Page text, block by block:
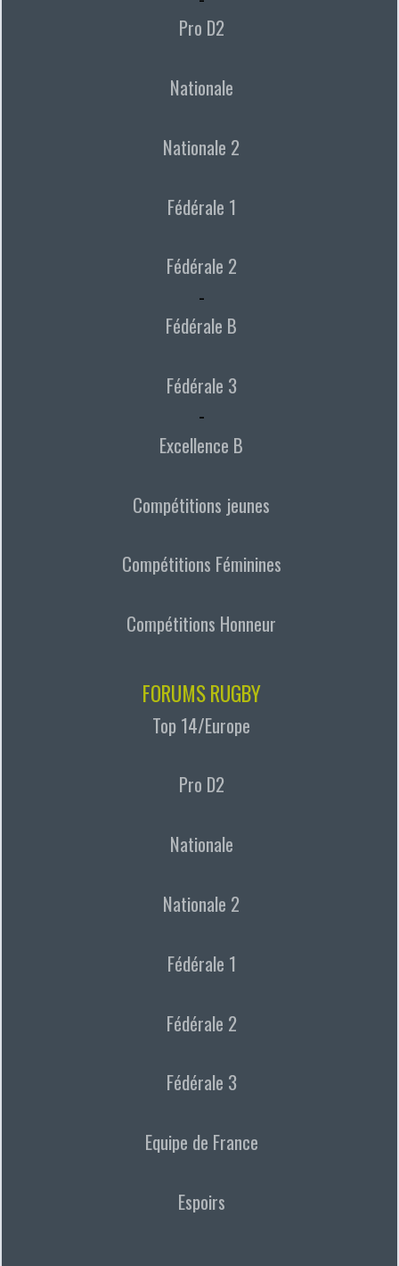
Pro D2
Nationale
Nationale 2
Fédérale 1
Fédérale 2
-
Fédérale B
Fédérale 3
-
Excellence B
Compétitions jeunes
Compétitions Féminines
Compétitions Honneur
FORUMS RUGBY
Top 14/Europe
Pro D2
Nationale
Nationale 2
Fédérale 1
Fédérale 2
Fédérale 3
Equipe de France
Espoirs